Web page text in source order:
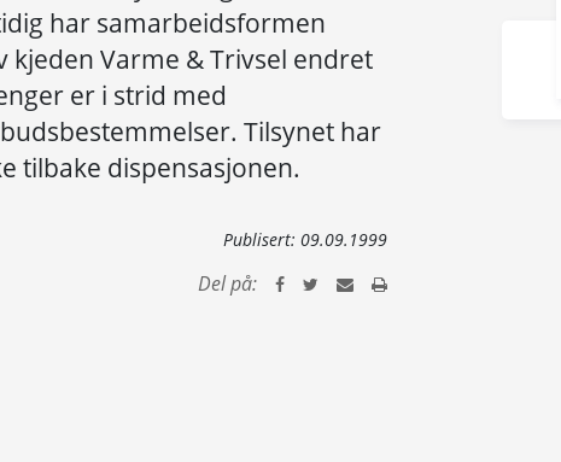
har samarbeidsformen
Varme & Trivsel endret
er i strid med
Tilsynet har
tilbake dispensasjonen.
Publisert: 09.09.1999
Del på: